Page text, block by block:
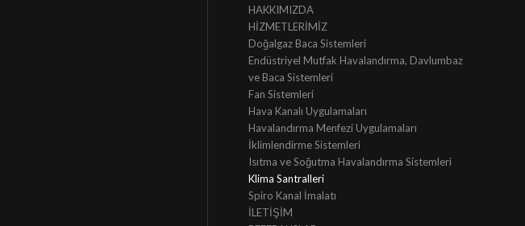
HAKKIMIZDA
HİZMETLERİMİZ
Doğalgaz Baca Sistemleri
Endüstriyel Mutfak Havalandırma, Davlumbaz
ve Baca Sistemleri
Fan Sistemleri
Hava Kanalı Uygulamaları
Havalandırma Menfezi Uygulamaları
İklimlendirme Sistemleri
Isıtma ve Soğutma Havalandırma Sistemleri
Klima Santralleri
Spiro Kanal İmalatı
İLETİŞİM